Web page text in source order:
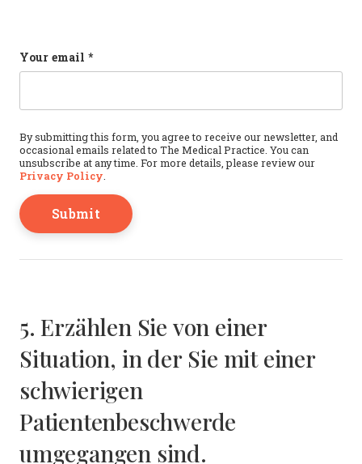
LinkedIn
Your email *
By submitting this form, you agree to receive our newsletter, and
occasional emails related to The Medical Practice. You can
unsubscribe at any time. For more details, please review our
Privacy Policy.
5. Erzählen Sie von einer
Situation, in der Sie mit einer
schwierigen
Patientenbeschwerde
umgegangen sind.